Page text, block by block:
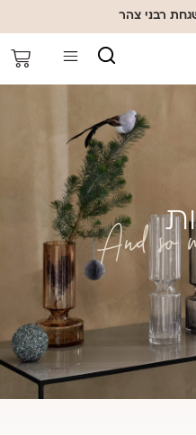
רבני צהר
And so